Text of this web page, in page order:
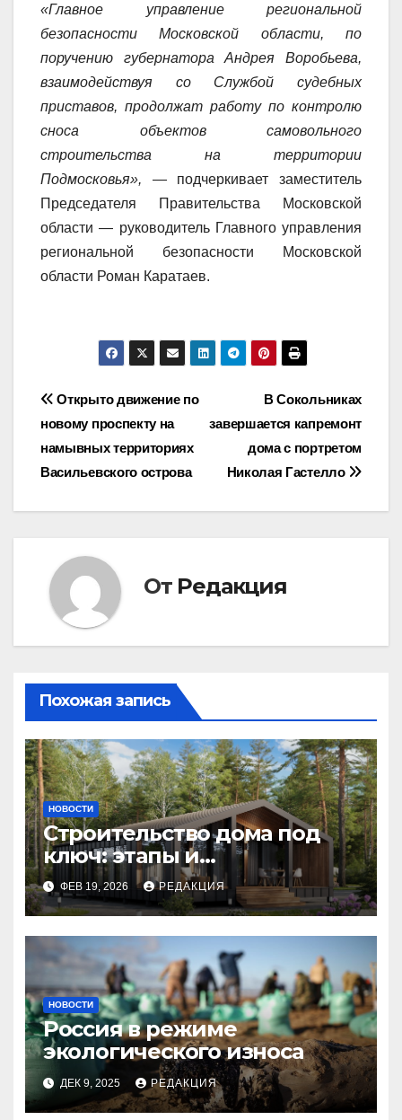
«Главное управление региональной
безопасности Московской области, по
поручению губернатора Андрея Воробьева,
взаимодействуя со Службой судебных
приставов, продолжат работу по контролю
сноса объектов самовольного
строительства на территории
Подмосковья», — подчеркивает заместитель
Председателя Правительства Московской
области — руководитель Главного управления
региональной безопасности Московской
области Роман Каратаев.
Навигация
по
записям
В Сокольниках
завершается капремонт
дома с портретом
Николая Гастелло
Открыто движение по
новому проспекту на
намывных территориях
Васильевского острова
От Редакция
Похожая запись
НОВОСТИ
Строительство дома под
ключ: этапы и
планирование бюджета
ФЕВ 19, 2026 РЕДАКЦИЯ
НОВОСТИ
Россия в режиме
экологического износа
ДЕК 9, 2025 РЕДАКЦИЯ